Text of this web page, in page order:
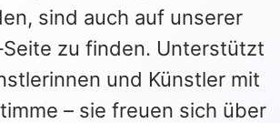
sind auch auf unserer
zu finden. Unterstützt
und Künstler mit
– sie freuen sich über